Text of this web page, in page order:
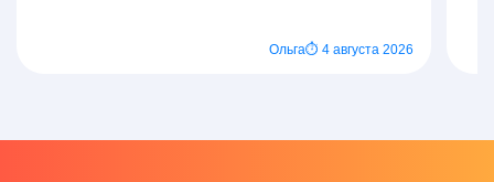
Ольга⏱ 4 августа 2026